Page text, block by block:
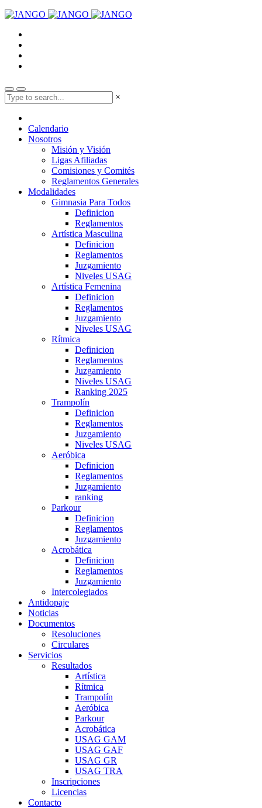
×
Calendario
Nosotros
Misión y Visión
Ligas Afiliadas
Comisiones y Comités
Reglamentos Generales
Modalidades
Gimnasia Para Todos
Definicion
Reglamentos
Artística Masculina
Definicion
Reglamentos
Juzgamiento
Niveles USAG
Artística Femenina
Definicion
Reglamentos
Juzgamiento
Niveles USAG
Rítmica
Definicion
Reglamentos
Juzgamiento
Niveles USAG
Ranking 2025
Trampolín
Definicion
Reglamentos
Juzgamiento
Niveles USAG
Aeróbica
Definicion
Reglamentos
Juzgamiento
ranking
Parkour
Definicion
Reglamentos
Juzgamiento
Acrobática
Definicion
Reglamentos
Juzgamiento
Intercolegiados
Antidopaje
Noticias
Documentos
Resoluciones
Circulares
Servicios
Resultados
Artística
Rítmica
Trampolín
Aeróbica
Parkour
Acrobática
USAG GAM
USAG GAF
USAG GR
USAG TRA
Inscripciones
Licencias
Contacto